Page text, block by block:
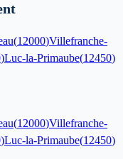
(12000)Villefranche-
)Luc-la-Primaube(12450)
(12000)Villefranche-
)Luc-la-Primaube(12450)